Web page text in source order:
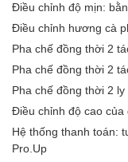
Điều chỉnh độ mịn:
Điều chỉnh hương cà
Pha chế đồng thời 2
Pha chế đồng thời 2
Pha chế đồng thời 2
Điều chỉnh độ cao của
Hệ thống thanh toán:
Pro.Up